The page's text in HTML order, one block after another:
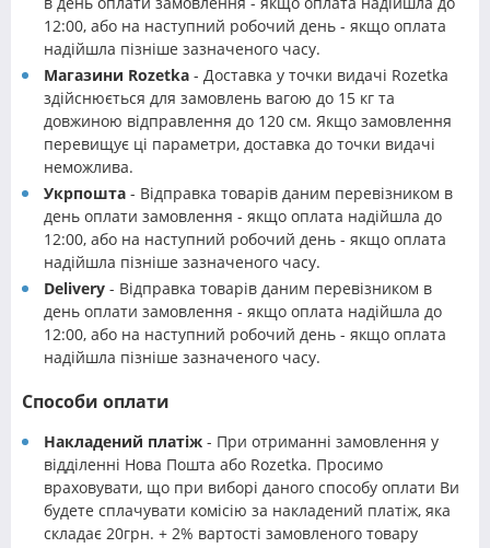
12:00, або на наступний робочий день - якщо оплата
надійшла пізніше зазначеного часу.
Магазини Rozetka - Доставка у точки видачі Rozetka
здійснюється для замовлень вагою до 15 кг та
довжиною відправлення до 120 см. Якщо замовлення
перевищує ці параметри, доставка до точки видачі
неможлива.
Укрпошта - Відправка товарів даним перевізником в
день оплати замовлення - якщо оплата надійшла до
12:00, або на наступний робочий день - якщо оплата
надійшла пізніше зазначеного часу.
Delivery - Відправка товарів даним перевізником в
день оплати замовлення - якщо оплата надійшла до
12:00, або на наступний робочий день - якщо оплата
надійшла пізніше зазначеного часу.
Способи оплати
Накладений платіж - При отриманні замовлення у
відділенні Нова Пошта або Rozetka. Просимо
враховувати, що при виборі даного способу оплати Ви
будете сплачувати комісію за накладений платіж, яка
складає 20грн. + 2% вартості замовленого товару